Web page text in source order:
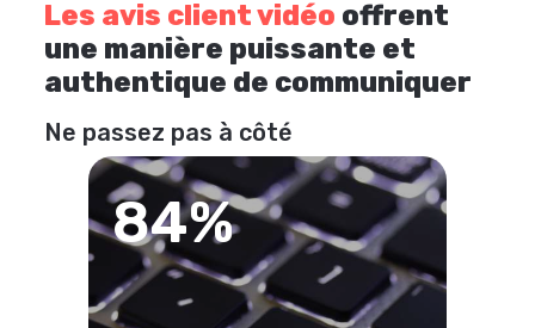
Les avis client vidéo offrent
une manière puissante et
authentique de communiquer
Ne passez pas à côté
84%